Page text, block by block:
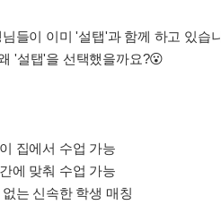
들이 이미 '설탭'과 함께 하고 있습
'설탭'을 선택했을까요?😮
집에서 수업 가능
에 맞춰 수업 가능
는 신속한 학생 매칭